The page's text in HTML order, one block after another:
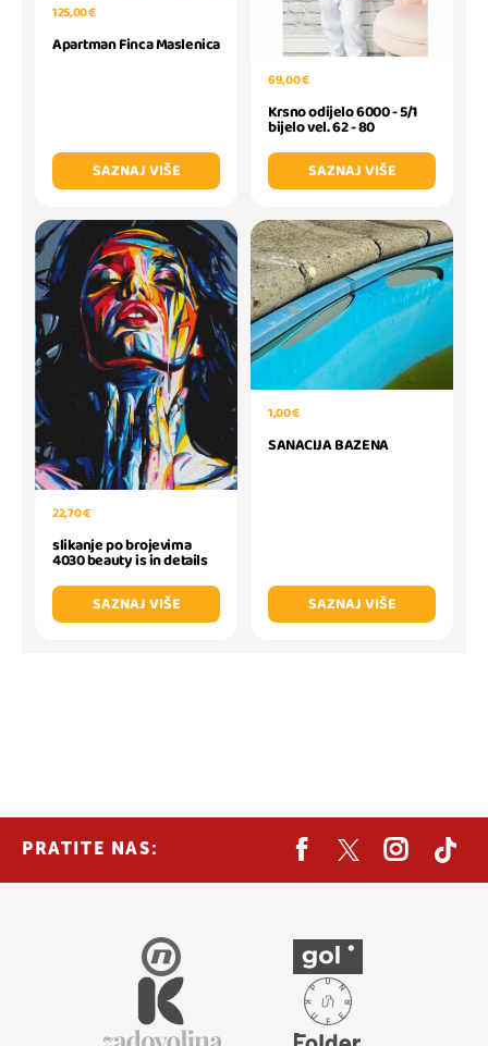
125,00 €
Apartman Finca Maslenica
SAZNAJ VIŠE
69,00 €
Krsno odijelo 6000 - 5/1
bijelo vel. 62 - 80
SAZNAJ VIŠE
22,70 €
slikanje po brojevima
4030 beauty is in details
SAZNAJ VIŠE
1,00 €
SANACIJA BAZENA
SAZNAJ VIŠE
PRATITE NAS: